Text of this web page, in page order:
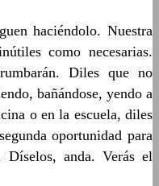
haciéndolo. Nuestra
como necesarias.
Diles que no
bañándose, yendo a
o en la escuela, diles
oportunidad para
anda. Verás el